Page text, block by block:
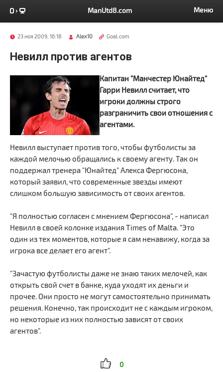
ManUtd8.com Меню
23 ноя 2009, 16:18 Alex10 Goal.com
Невилл против агентов
Капитан "Манчестер Юнайтед"
Гарри Невилл считает, что
игроки должны строго
разграничить свои отношения с
агентами.
Невилл выступает против того, чтобы футболисты за
каждой мелочью обращались к своему агенту. Так он
поддержал тренера "Юнайтед" Алекса Фергюсона,
который заявил, что современные звезды имеют
слишком большую зависимость от своих агентов.
"Я полностью согласен с мнением Фергюсона", - написал
Невилл в своей колонке издания Times of Malta. "Это
один из тех моментов, которые я сам ненавижу, когда за
игрока все делает его агент".
"Зачастую футболисты даже не знаю таких мелочей, как
открыть свой счет в банке, куда уходят их деньги и
прочее. Они просто не могут самостоятельно принимать
решения. Конечно, так происходит не с каждым игроком,
но некоторые из них полностью зависят от своих
агентов".
0